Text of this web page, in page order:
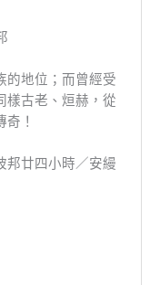
的地位；而曾經受
樣古老、烜赫，從
！
廿四小時／安縵